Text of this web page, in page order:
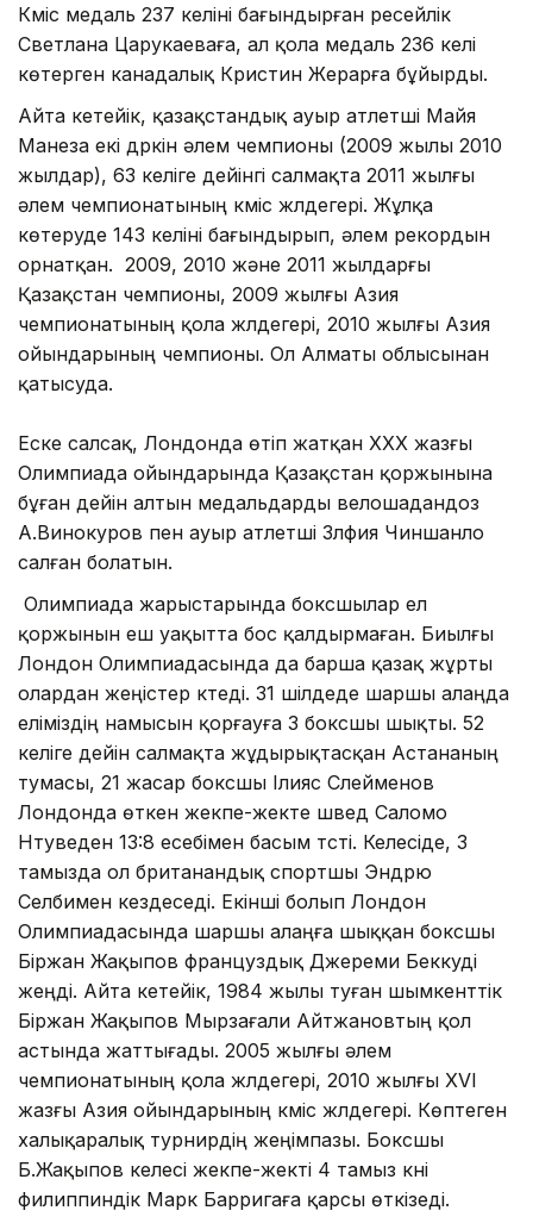
Күміс медаль 237 келіні бағындырған ресейлік
Светлана Царукаеваға, ал қола медаль 236 келі
көтерген канадалық Кристин Жерарға бұйырды.
Айта кетейік, қазақстандық ауыр атлетші Майя
Манеза екі дүркін әлем чемпионы (2009 жылы 2010
жылдар), 63 келіге дейінгі салмақта 2011 жылғы
әлем чемпионатының күміс жүлдегері. Жұлқа
көтеруде 143 келіні бағындырып, әлем рекордын
орнатқан. 2009, 2010 және 2011 жылдарғы
Қазақстан чемпионы, 2009 жылғы Азия
чемпионатының қола жүлдегері, 2010 жылғы Азия
ойындарының чемпионы. Ол Алматы облысынан
қатысуда.
Еске салсақ, Лондонда өтіп жатқан ХХХ жазғы
Олимпиада ойындарында Қазақстан қоржынына
бұған дейін алтын медальдарды велошадандоз
А.Винокуров пен ауыр атлетші Зүлфия Чиншанло
салған болатын.
Олимпиада жарыстарында боксшылар ел
қоржынын еш уақытта бос қалдырмаған. Биылғы
Лондон Олимпиадасында да барша қазақ жұрты
олардан жеңістер күтеді. 31 шілдеде шаршы алаңда
еліміздің намысын қорғауға 3 боксшы шықты. 52
келіге дейін салмақта жұдырықтасқан Астананың
тумасы, 21 жасар боксшы Ілияс Сүлейменов
Лондонда өткен жекпе-жекте швед Саломо
Нтуведен 13:8 есебімен басым түсті. Келесіде, 3
тамызда ол британандық спортшы Эндрю
Селбимен кездеседі. Екінші болып Лондон
Олимпиадасында шаршы алаңға шыққан боксшы
Біржан Жақыпов француздық Джереми Беккуді
жеңді. Айта кетейік, 1984 жылы туған шымкенттік
Біржан Жақыпов Мырзағали Айтжановтың қол
астында жаттығады. 2005 жылғы әлем
чемпионатының қола жүлдегері, 2010 жылғы XVI
жазғы Азия ойындарының күміс жүлдегері. Көптеген
халықаралық турнирдің жеңімпазы. Боксшы
Б.Жақыпов келесі жекпе-жекті 4 тамыз күні
филиппиндік Марк Барригаға қарсы өткізеді.